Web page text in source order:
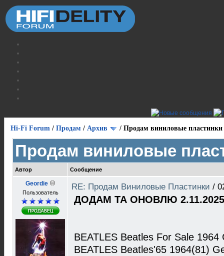
Hi-Fi Forum / Продам / Архив / Продам виниловые пластинки
Продам виниловые
Автор Сообщение
Geordie
Пользователь
RE: Продам Виниловые Пластинки /
ДОДАМ ТА ОНОВЛЮ
BEATLES Beatles For Sale
BEATLES Beatles'65 1964(81)